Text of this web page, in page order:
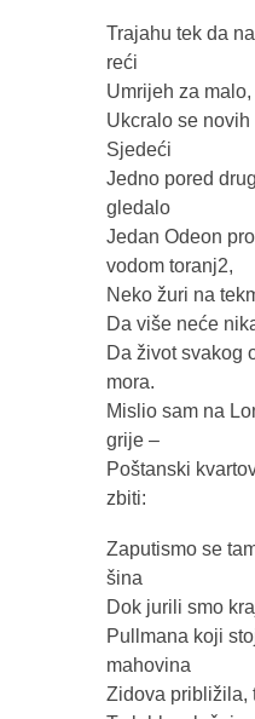
Trajahu tek da
reći
Umrijeh za malo,
Ukcralo se novih
Sjedeći
Jedno pored
gledalo
Jedan Odeon
vodom toranj2,
Neko žuri na
Da više neće
Da život svakog
mora.
Mislio sam na
grije –
Poštanski
zbiti:
Zaputismo se
šina
Dok jurili smo
Pullmana koji
mahovina
Zidova približila,